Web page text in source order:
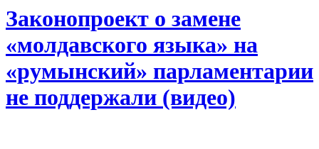
Законопроект о замене
«молдавского языка» на
«румынский» парламентарии
не поддержали (видео)